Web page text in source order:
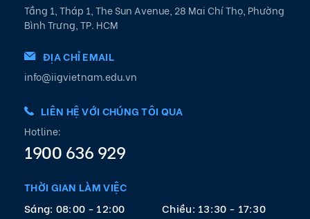
Tầng 1, Tháp 1, The Sun Avenue, 28 Mai Chí Thọ, Phường
Bình Trưng, TP. HCM
ĐỊA CHỈ EMAIL
info@iigvietnam.edu.vn
LIÊN HỆ VỚI CHÚNG TÔI QUA
Hotline:
1900 636 929
THỜI GIAN LÀM VIỆC
Sáng: 08:00 - 12:00
Chiều: 13:30 - 17:30